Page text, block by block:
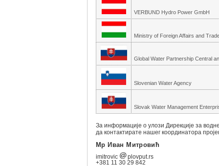
VERBUND Hydro Power GmbH
Ministry of Foreign Affairs and
Global Water Partnership Central
Slovenian Water Agency
Slovak Water Management
За информације о улози Дирекције за водне
да контактирате нашег координатора
Мр Иван Митровић
imitrovic
plovput.rs
+381 11 30 29 842